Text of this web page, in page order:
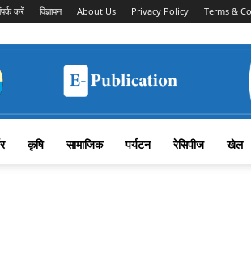
करें विज्ञापन About Us Privacy Policy Terms &
कृषि सामाजिक पर्यटन रेसिपीज खेल